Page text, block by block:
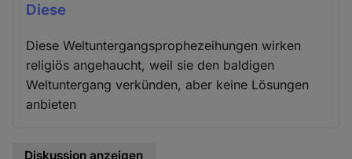
Diese
Diese Weltuntergangsprophezeihungen wirken
religiös angehaucht, weil sie den baldigen
Weltuntergang verkünden, aber keine Lösungen
anbieten
Diskussion anzeigen